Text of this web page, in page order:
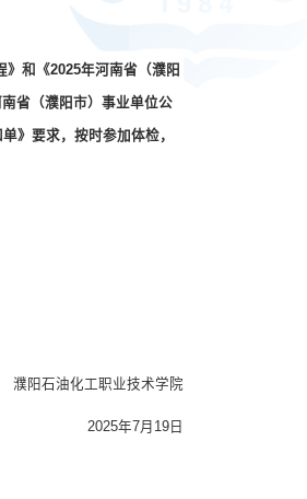
》和《2025年河南省（濮阳
省（濮阳市）事业单位公
》要求，按时参加体检，
濮阳石油化工职业技术学院
2025年7月 19 日